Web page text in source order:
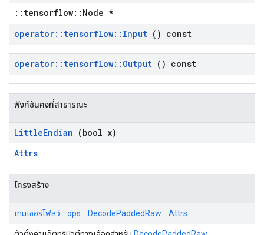
::tensorflow::Node *
operator:: tensorflow:: Input () const
operator:: tensorflow:: Output () const
ฟังก์ชันคงที่สาธารณะ
LittleEndian (bool x)
Attrs
โครงสร้าง
เทนเซอร์โฟลว์ :: ops :: DecodePaddedRaw :: Attrs